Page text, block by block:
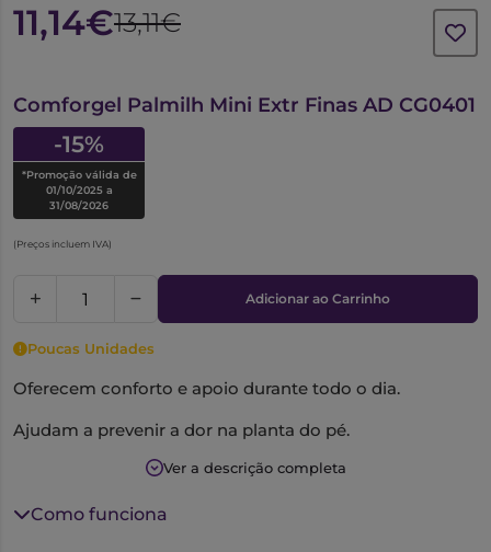
11,14€13,11€
Comforgel Palmilh Mini Extr Finas AD CG0401
-15%
*Promoção válida de
01/10/2025 a
31/08/2026
(Preços incluem IVA)
Adicionar ao Carrinho
Poucas Unidades
Oferecem conforto e apoio durante todo o dia.
Ajudam a prevenir a dor na planta do pé.
Tamanho: Único
Ver a descrição completa
Como funciona